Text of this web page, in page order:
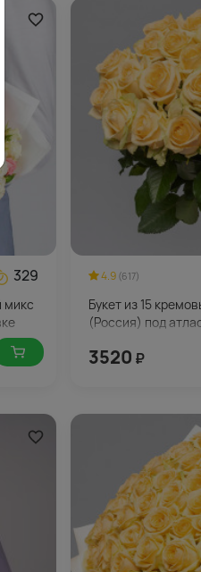
329
микс
4.9 (617)
Букет из 15
(Россия) под
3520 ₽